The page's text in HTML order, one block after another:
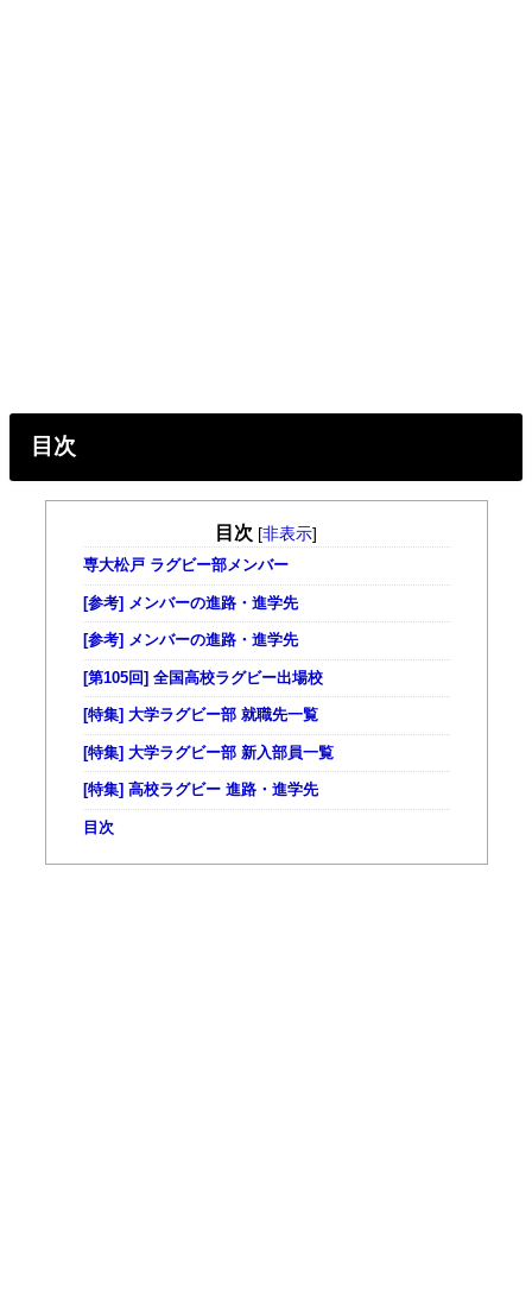
目次
目次 [非表示]
専大松戸 ラグビー部メンバー
[参考] メンバーの進路・進学先
[参考] メンバーの進路・進学先
[第105回] 全国高校ラグビー出場校
[特集] 大学ラグビー部 就職先一覧
[特集] 大学ラグビー部 新入部員一覧
[特集] 高校ラグビー 進路・進学先
目次